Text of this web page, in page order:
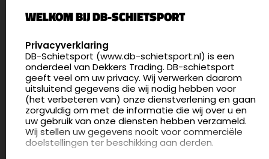
5411 LX Zeeland
4.8
176 beoordelingen
info@db-schietsport.nl
Openingstijden
Dinsdag en donderdag: 13:00 - 17:00 én 18:00 - 21:00
uur
WELKOM BIJ DB-SCHIETSPORT
SELECT LANGUAGE
Privacyverklaring
DB-Schietsport (www.db-schietsport.nl) is een
onderdeel van Dekkers Trading. DB-schietsport
geeft veel om uw privacy. Wij verwerken daarom
uitsluitend gegevens die wij nodig hebben voor
(het verbeteren van) onze dienstverlening en gaan
zorgvuldig om met de informatie die wij over u en
uw gebruik van onze diensten hebben verzameld.
Wij stellen uw gegevens nooit voor commerciële
doelstellingen ter beschikking aan derden.